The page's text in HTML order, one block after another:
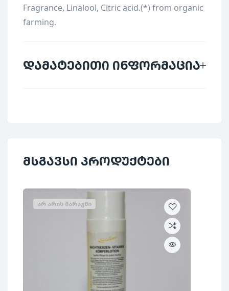
Fragrance, Linalool, Citric acid.(*) from organic
farming.
დამატებითი ინფორმაცია
კატეგორია
საშუალებები
მოცულობა 50 მლ
მსგავსი პროდუქტები
ᲐᲠ ᲐᲠᲘᲡ ᲛᲐᲠᲐᲒᲨᲘ